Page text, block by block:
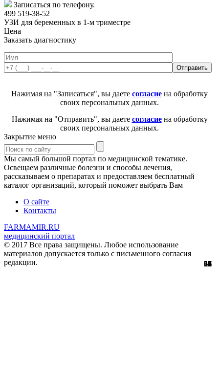
28
22
2
24
7
11
51
56
2
29
61
3
4
12
8
67
Записаться по телефону.
499 519-38-52
УЗИ для беременных в 1-м триместре
Цена
Заказать диагностику
Нажимая на "Записаться", вы даете согласие на обработку
своих персональных данных.
Нажимая на "Отправить", вы даете согласиена обработку
своих персональных данных.
Закрытие меню
Мы самый большой портал по медицинской тематике.
Освещаем различные болезни и способы лечения,
рассказываем о препаратах и предоставляем бесплатный
каталог организаций, который поможет выбрать Вам
О сайте
Контакты
FARMAMIR.RU
медицинский портал
© 2017 Все права защищены. Любое использование
материалов допускается только с письменного согласия
редакции.